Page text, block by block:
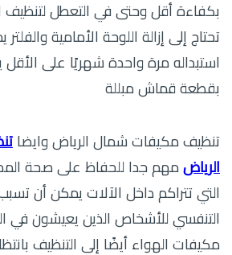
بكفاءة أقل وحتى في التعطل
تحتاج إلى إزالة اللوحة الأمامية
استبداله مرة واحدة شهريًا على
بقطعة قماش مبللة
تنظيف مكيفات شمال الرياض وايضا
الرياض مهم جدا للحفاظ على صحة
التي تتراكم داخل الآلات يمكن أن
التنفسي للأشخاص الذين يعيشون في
مكيفات الهواء أيضًا إلى التنظيف